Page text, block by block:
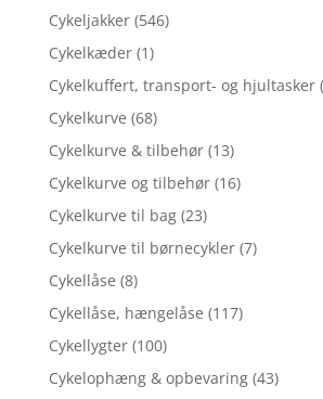
Cykeljakker (546)
Cykelkæder (1)
Cykelkuffert, transport- og hjultasker
Cykelkurve (68)
Cykelkurve & tilbehør (13)
Cykelkurve og tilbehør (16)
Cykelkurve til bag (23)
Cykelkurve til børnecykler (7)
Cykellåse (8)
Cykellåse, hængelåse (117)
Cykellygter (100)
Cykelophæng & opbevaring (43)